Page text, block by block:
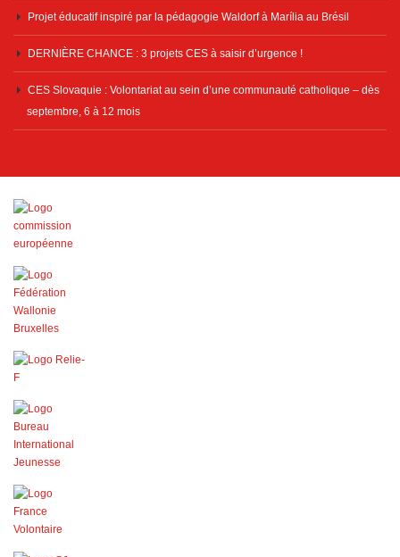
Projet éducatif inspiré par la pédagogie Waldorf à Marília au Brésil
DERNIÈRE CHANCE : 3 projets CES à saisir d’urgence !
CES Slovaquie : Volontariat au sein d’une communauté catholique – dès
septembre, 6 à 12 mois